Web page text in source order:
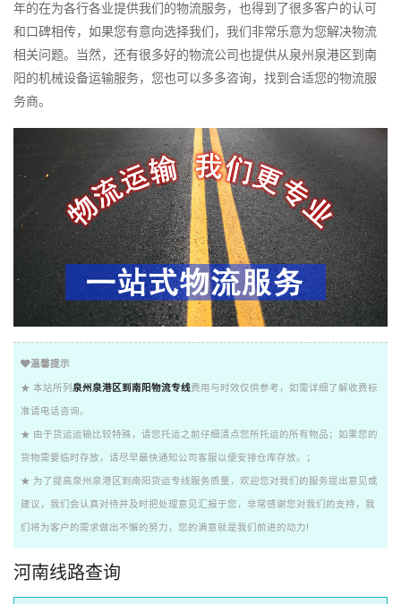
年的在为各行各业提供我们的物流服务，也得到了很多客户的认可
和口碑相传，如果您有意向选择我们，我们非常乐意为您解决物流
相关问题。当然，还有很多好的物流公司也提供从泉州泉港区到南
阳的机械设备运输服务，您也可以多多咨询，找到合适您的物流服
务商。
温馨提示
★ 本站所列 泉州泉港区到南阳物流专线费用与时效仅供参考，如需详细了解收费标
准请电话咨询。
★ 由于货运运输比较特殊，请您托运之前仔细清点您所托运的所有物品；如果您的
货物需要临时存放，请尽早最快通知公司客服以便安排仓库存放。；
★ 为了提高泉州泉港区到南阳货运专线服务质量，欢迎您对我们的服务提出意见或
建议，我们会认真对待并及时把处理意见汇报于您，非常感谢您对我们的支持，我
们将为客户的需求做出不懈的努力，您的满意就是我们前进的动力!
河南线路查询